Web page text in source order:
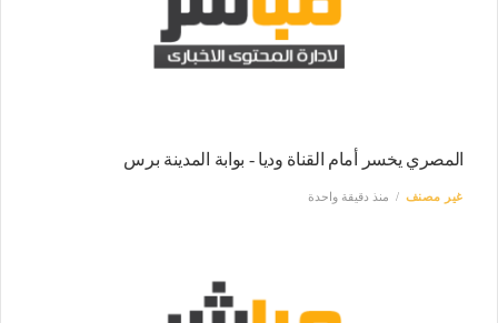
المصري يخسر أمام القناة وديا - بوابة المدينة برس
غير مصنف منذ دقيقة واحدة